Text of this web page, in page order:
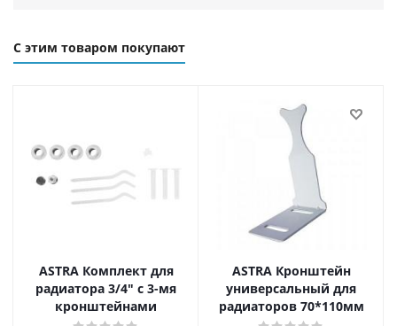
С этим товаром покупают
ASTRA Комплект для
радиатора 3/4" с 3-мя
кронштейнами
ASTRA Кронштейн
универсальный для
радиаторов 70*110мм